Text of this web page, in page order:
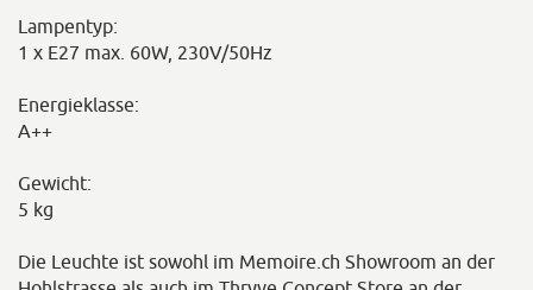
Lampentyp:
1 x E27 max. 60W, 230V/50Hz
Energieklasse:
A++
Gewicht:
5 kg
Die Leuchte ist sowohl im Memoire.ch Showroom an der